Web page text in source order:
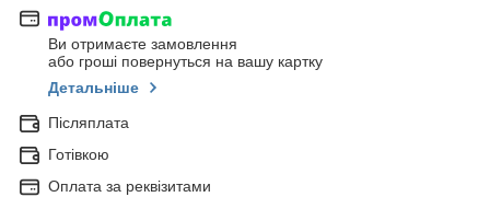
Ви отримаєте замовлення
або гроші повернуться на вашу картку
Детальніше
Післяплата
Готівкою
Оплата за реквізитами